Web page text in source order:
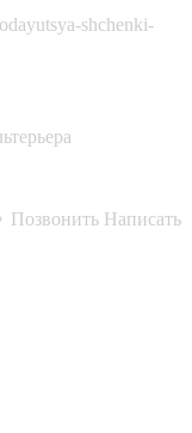
shchenki-
Позвонить Написать